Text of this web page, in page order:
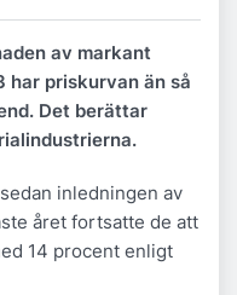
av markant
har priskurvan än så
Det berättar
inledningen av
året fortsatte de att
14 procent enligt